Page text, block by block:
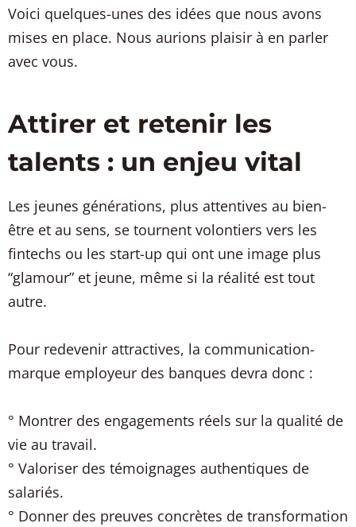
Voici quelques-unes des idées que nous avons
mises en place. Nous aurions plaisir à en parler
avec vous.
Attirer et retenir les
talents : un enjeu vital
Les jeunes générations, plus attentives au bien-
être et au sens, se tournent volontiers vers les
fintechs ou les start-up qui ont une image plus
“glamour” et jeune, même si la réalité est tout
autre.
Pour redevenir attractives, la communication-
marque employeur des banques devra donc :
° Montrer des engagements réels sur la qualité de
vie au travail.
° Valoriser des témoignages authentiques de
salariés.
° Donner des preuves concrètes de transformation